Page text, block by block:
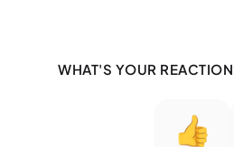
WHAT'S YOUR